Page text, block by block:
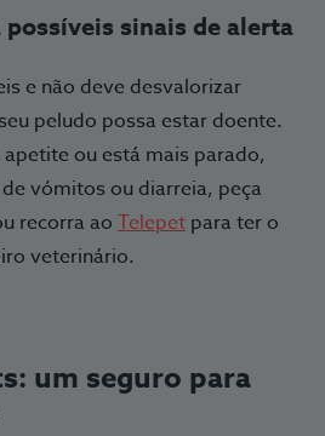
possíveis sinais de alerta
e não deve desvalorizar
peludo possa estar doente.
ou está mais parado,
vómitos ou diarreia, peça
recorra ao Telepet para ter o
veterinário.
um seguro para